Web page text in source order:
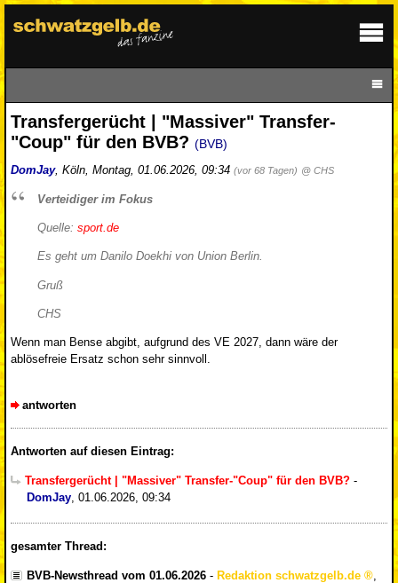
Transfergerücht | "Massiver" Transfer-
"Coup" für den BVB? (BVB)
DomJay, Köln, Montag, 01.06.2026, 09:34 (vor 68 Tagen) @ CHS
Verteidiger im Fokus
Quelle: sport.de
Es geht um Danilo Doekhi von Union Berlin.
Gruß
CHS
Wenn man Bense abgibt, aufgrund des VE 2027, dann wäre der
ablösefreie Ersatz schon sehr sinnvoll.
antworten
Antworten auf diesen Eintrag:
Transfergerücht | "Massiver" Transfer-"Coup" für den BVB? -
DomJay 01.06.2026, 09:34
gesamter Thread:
BVB-Newsthread vom 01.06.2026 - Redaktion schwatzgelb.de
,